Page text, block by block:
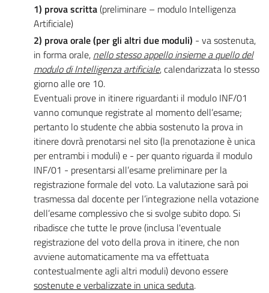
1) prova scritta(preliminare – modulo Intelligenza
Artificiale)
2) prova orale (per gli altri due moduli) - va sostenuta,
in forma orale, nello stesso appelloinsieme a quello del
modulo di Intelligenza artificiale, calendarizzata lo stesso
giorno alle ore 10.
Eventuali prove in itinere riguardanti il modulo INF/01
vanno comunque registrate al momento dell’esame;
pertanto lo studente che abbia sostenuto la prova in
itinere dovrà prenotarsi nel sito (la prenotazione è unica
per entrambi i moduli) e - per quanto riguarda il modulo
INF/01 - presentarsi all’esame preliminare per la
registrazione formale del voto. La valutazione sarà poi
trasmessa dal docente per l’integrazione nella votazione
dell’esame complessivo che si svolge subito dopo. Si
ribadisce che tutte le prove (inclusa l'eventuale
registrazione del voto della prova in itinere, che non
avviene automaticamente ma va effettuata
contestualmente agli altri moduli) devono essere
sostenute e verbalizzate in unica seduta.